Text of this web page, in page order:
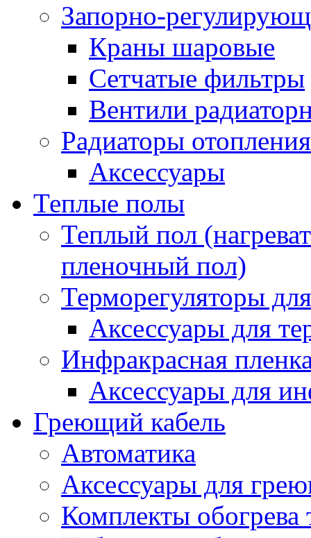
Запорно-
Краны шаровые
Сетчатые фильтры
Вентили
Радиаторы отопления
Аксессуары
Теплые полы
Теплый пол
пленочный пол)
Терморегуляторы
Аксессуары для
Инфракрасная
Аксессуары для
Греющий кабель
Автоматика
Аксессуары для
Комплекты обогрева